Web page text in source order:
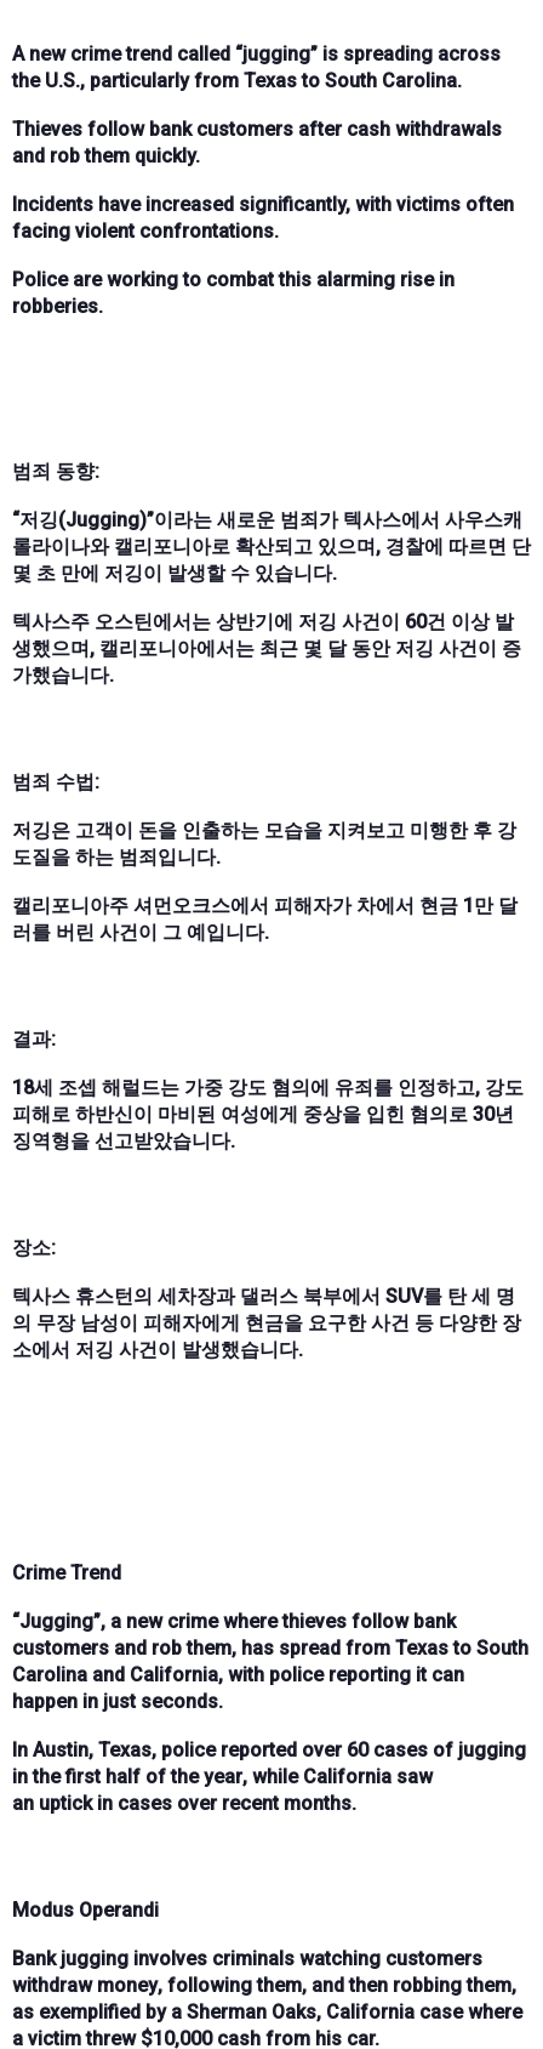
A new crime trend called “jugging” is spreading across
the U.S., particularly from Texas to South Carolina.
Thieves follow bank customers after cash withdrawals
and rob them quickly.
Incidents have increased significantly, with victims often
facing violent confrontations.
Police are working to combat this alarming rise in
robberies.
범죄 동향:
“저깅(Jugging)”이라는 새로운 범죄가 텍사스에서 사우스캐
롤라이나와 캘리포니아로 확산되고 있으며, 경찰에 따르면 단
몇 초 만에 저깅이 발생할 수 있습니다.
텍사스주 오스틴에서는 상반기에 저깅 사건이 60건 이상 발
생했으며, 캘리포니아에서는 최근 몇 달 동안 저깅 사건이 증
가했습니다.
범죄 수법:
저깅은 고객이 돈을 인출하는 모습을 지켜보고 미행한 후 강
도질을 하는 범죄입니다.
캘리포니아주 셔먼오크스에서 피해자가 차에서 현금 1만 달
러를 버린 사건이 그 예입니다.
결과:
18세 조셉 해럴드는 가중 강도 혐의에 유죄를 인정하고, 강도
피해로 하반신이 마비된 여성에게 중상을 입힌 혐의로 30년
징역형을 선고받았습니다.
장소:
텍사스 휴스턴의 세차장과 댈러스 북부에서 SUV를 탄 세 명
의 무장 남성이 피해자에게 현금을 요구한 사건 등 다양한 장
소에서 저깅 사건이 발생했습니다.
Crime Trend
“Jugging”, a new crime where thieves follow bank
customers and rob them, has spread from Texasto South
Carolina and California, with police reporting it can
happen in just seconds.
In Austin, Texas, police reported over 60 cases of jugging
in thefirst half of the year, while California saw
an uptickin cases over recent months.
Modus Operandi
Bank jugging involves criminals watching customers
withdraw money, following them, and then robbing them,
as exemplified by a Sherman Oaks, California case where
a victim threw $10,000 cash from his car.